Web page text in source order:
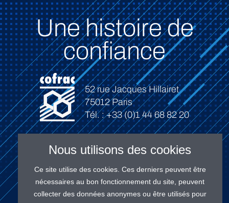
Une histoire de
confiance
52 rue Jacques Hillairet
75012 Paris
Tél. : +33 (0)1 44 68 82 20
Connexion
Nous utilisons des cookies
Ce site utilise des cookies. Ces derniers peuvent être
nécessaires au bon fonctionnement du site, peuvent
collecter des données anonymes ou être utilisés pour